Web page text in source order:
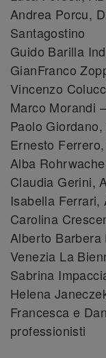
Andrea Porcu,
Santagostino
Guido Barilla
GianFranco
Vincenzo
Marco Morandi
Paolo
Ernesto
Alba
Claudia Gerini,
Isabella Ferrari,
Carolina
Alberto
Venezia La
Sabrina
Helena
Francesca e
professionisti